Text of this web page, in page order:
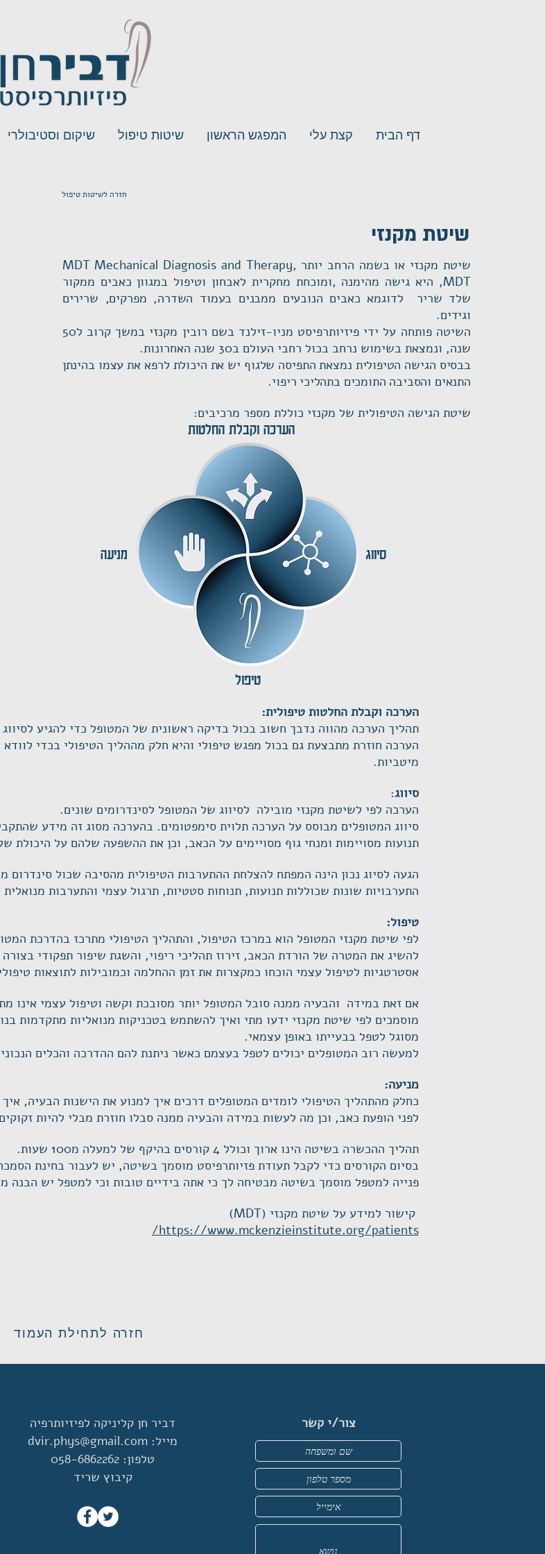
דף הבית קצת עלי המפגש הראשון שיטות טיפול שיקום וסטיבולרי
שיטת מקנזי
שיטת מקנזי או בשמה הרחב יותר MDT Mechanical Diagnosis and Therapy,
MDT, היא גישה מהימנה ,ומוכחת מחקרית לאבחון וטיפול במגוון כאבים ממקור
שלד שריר לדוגמא כאבים הנובעים ממבנים בעמוד השדרה, מפרקים, שרירים
וגידים.
השיטה פותחה על ידי פיזיותרפיסט מניו-זילנד בשם רובין מקנזי במשך קרוב ל50
שנה, ונמצאת בשימוש נרחב בכול רחבי העולם ב30 שנה האחרונות.
בבסיס הגישה הטיפולית נמצאת התפיסה שלגוף יש את היכולת לרפא את עצמו בהינתן
התנאים והסביבה התומכים בתהליכי ריפוי.
שיטת הגישה הטיפולית של מקנזי כוללת מספר מרכיבים:
הערכה וקבלת החלטות
טיפול
סיווג מניעה
חזרה לשיטות טיפול
הערכה וקבלת החלטות טיפולית:
תהליך הערכה מהווה נדבך חשוב בכול בדיקה ראשונית של המטופל כדי להגיע
הערכה חוזרת מתבצעת גם בכול מפגש טיפולי והיא חלק מההליך הטיפולי בכדי לוודא
מיטביות.
סיווג:
הערכה לפי לשיטת מקנזי מובילה לסיווג של המטופל לסינדרומים שונים.
סיווג המטופלים מבוסס על הערכה תלוית סימפטומים. בהערכה מסוג זה מידע
תנועות מסויימות ומנחי גוף מסויימים על הכאב, וכן את ההשפעה שלהם על
הגעה לסיוג נכון הינה המפתח להצלחת ההתערבות הטיפולית מהסיבה שכול סינדרום
התערבויות שונות שכוללות תנועות, תנוחות סטטיות, תרגול עצמי והתערבות
טיפול:
לפי שיטת מקנזי המטופל הוא במרכז הטיפול, והתהליך הטיפולי מתרכז בהדרכת
להשיג את המטרה של הורדת הכאב, זירוז תהליכי ריפוי, והשגת שיפור תפקודי
אסטרטגיות לטיפול עצמי הוכחו כמקצרות את זמן ההחלמה וכמובילות לתוצאות
אם זאת במידה והבעיה ממנה סובל המטופל יותר מסובכת וקשה וטיפול עצמי אינו
מוסמכים לפי שיטת מקנזי ידעו מתי ואיך להשתמש בטכניקות מנואליות מתקדמות
מסוגל לטפל בבעייתו באופן עצמאי.
למעשה רוב המטופלים יכולים לטפל בעצמם כאשר ניתנת להם ההדרכה והכלים
מניעה:
כחלק מהתהליך הטיפולי לומדים המטופלים דרכים איך למנוע את הישנות הבעיה,
לפני הופעת כאב, וכן מה לעשות במידה והבעיה ממנה סבלו חוזרת מבלי להיות
תהליך ההכשרה בשיטה הינו ארוך וכולל 4 קורסים בהיקף של למעלה מ100 שעות.
בסיום הקורסים כדי לקבל תעודת פזיותרפיסט מוסמך בשיטה, יש לעבור בחינת
פנייה למטפל מוסמך בשיטה מבטיחה לך כי אתה בידיים טובות וכי למטפל יש הבנה
קישור למידע על שיטת מקנזי (MDT)
https://www.mckenzieinstitute.org/patients/
חזרה לתחילת העמוד
דביר חן קליניקה לפיזיותרפיה
מייל: dvir.phys@gmail.com
טלפון: 058-6862262
קיבוץ שריד
צור/י קשר